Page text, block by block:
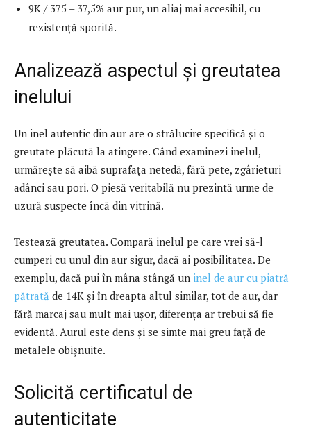
9K / 375 – 37,5% aur pur, un aliaj mai accesibil, cu
rezistență sporită.
Analizează aspectul și greutatea
inelului
Un inel autentic din aur are o strălucire specifică și o
greutate plăcută la atingere. Când examinezi inelul,
urmărește să aibă suprafața netedă, fără pete, zgârieturi
adânci sau pori. O piesă veritabilă nu prezintă urme de
uzură suspecte încă din vitrină.
Testează greutatea. Compară inelul pe care vrei să-l
cumperi cu unul din aur sigur, dacă ai posibilitatea. De
exemplu, dacă pui în mâna stângă un inel de aur cu piatră
pătrată de 14K și în dreapta altul similar, tot de aur, dar
fără marcaj sau mult mai ușor, diferența ar trebui să fie
evidentă. Aurul este dens și se simte mai greu față de
metalele obișnuite.
Solicită certificatul de
autenticitate